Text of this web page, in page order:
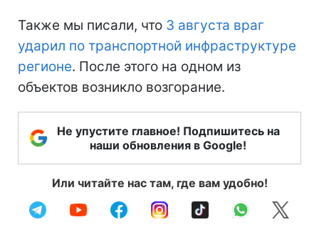
Также мы писали, что 3 августа враг
ударил по транспортной инфраструктуре
регионе. После этого на одном из
объектов возникло возгорание.
Не упустите главное! Подпишитесь на
наши обновления в Google!
Или читайте нас там, где вам удобно!